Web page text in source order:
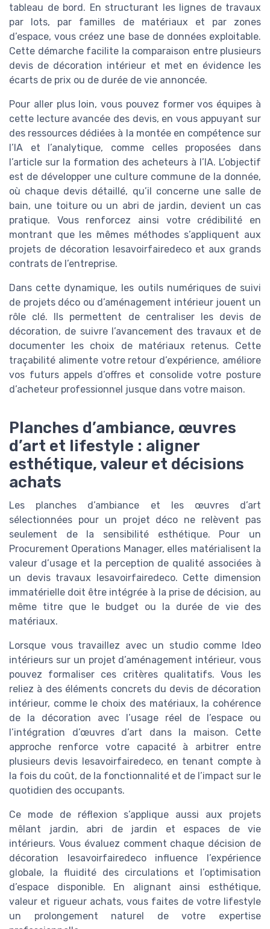
tableau de bord. En structurant les lignes de travaux
par lots, par familles de matériaux et par zones
d’espace, vous créez une base de données exploitable.
Cette démarche facilite la comparaison entre plusieurs
devis de décoration intérieur et met en évidence les
écarts de prix ou de durée de vie annoncée.
Pour aller plus loin, vous pouvez former vos équipes à
cette lecture avancée des devis, en vous appuyant sur
des ressources dédiées à la montée en compétence sur
l’IA et l’analytique, comme celles proposées dans
l’article sur la formation des acheteurs à l’IA. L’objectif
est de développer une culture commune de la donnée,
où chaque devis détaillé, qu’il concerne une salle de
bain, une toiture ou un abri de jardin, devient un cas
pratique. Vous renforcez ainsi votre crédibilité en
montrant que les mêmes méthodes s’appliquent aux
projets de décoration lesavoirfairedeco et aux grands
contrats de l’entreprise.
Dans cette dynamique, les outils numériques de suivi
de projets déco ou d’aménagement intérieur jouent un
rôle clé. Ils permettent de centraliser les devis de
décoration, de suivre l’avancement des travaux et de
documenter les choix de matériaux retenus. Cette
traçabilité alimente votre retour d’expérience, améliore
vos futurs appels d’offres et consolide votre posture
d’acheteur professionnel jusque dans votre maison.
Planches d’ambiance, œuvres
d’art et lifestyle : aligner
esthétique, valeur et décisions
achats
Les planches d’ambiance et les œuvres d’art
sélectionnées pour un projet déco ne relèvent pas
seulement de la sensibilité esthétique. Pour un
Procurement Operations Manager, elles matérialisent la
valeur d’usage et la perception de qualité associées à
un devis travaux lesavoirfairedeco. Cette dimension
immatérielle doit être intégrée à la prise de décision, au
même titre que le budget ou la durée de vie des
matériaux.
Lorsque vous travaillez avec un studio comme ldeo
intérieurs sur un projet d’aménagement intérieur, vous
pouvez formaliser ces critères qualitatifs. Vous les
reliez à des éléments concrets du devis de décoration
intérieur, comme le choix des matériaux, la cohérence
de la décoration avec l’usage réel de l’espace ou
l’intégration d’œuvres d’art dans la maison. Cette
approche renforce votre capacité à arbitrer entre
plusieurs devis lesavoirfairedeco, en tenant compte à
la fois du coût, de la fonctionnalité et de l’impact sur le
quotidien des occupants.
Ce mode de réflexion s’applique aussi aux projets
mêlant jardin, abri de jardin et espaces de vie
intérieurs. Vous évaluez comment chaque décision de
décoration lesavoirfairedeco influence l’expérience
globale, la fluidité des circulations et l’optimisation
d’espace disponible. En alignant ainsi esthétique,
valeur et rigueur achats, vous faites de votre lifestyle
un prolongement naturel de votre expertise